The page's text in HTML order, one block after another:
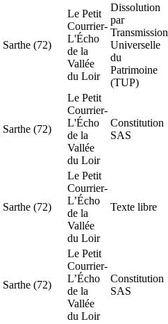
Sarthe (72)
Le Petit
Courrier-
L'Écho
de la
Vallée
du Loir
Dissolution
par
Transmission
Universelle
du
Patrimoine
(TUP)
Sarthe (72)
Le Petit
Courrier-
L'Écho
de la
Vallée
du Loir
Constitution
SAS
Sarthe (72)
Le Petit
Courrier-
L’Écho
de la
Vallée
du Loir
Texte libre
Sarthe (72)
Le Petit
Courrier-
L’Écho
de la
Vallée
du Loir
Constitution
SAS